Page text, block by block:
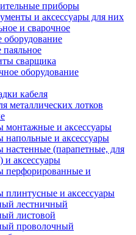
приборы
и аксессуары для них
и сварочное
оборудование
сварщика
оборудование
кабеля
металлических лотков
монтажные и аксессуары
напольные и аксессуары
настенные (парапетные, для
аксессуары
перфорированные и
плинтусные и аксессуары
лестничный
листовой
проволочный